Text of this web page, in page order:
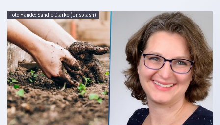
Foto Hände: Sandie Clarke (Unsplash)